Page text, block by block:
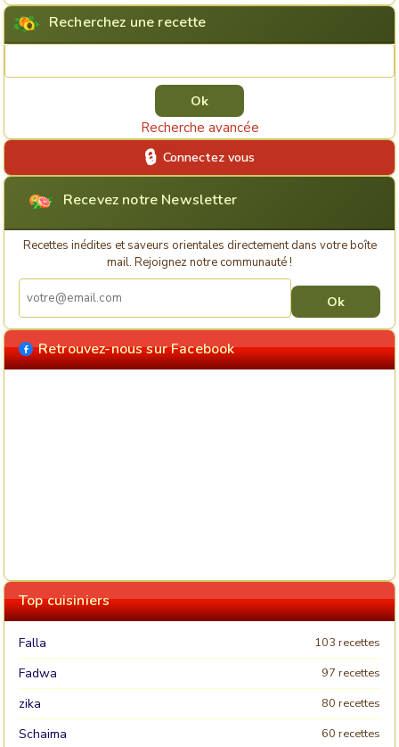
Recherchez une recette
Recherche avancée
Connectez vous
Recevez notre Newsletter
Recettes inédites et saveurs orientales directement dans votre boîte
mail. Rejoignez notre communauté !
Retrouvez-nous sur Facebook
Top cuisiniers
Falla 103 recettes
Fadwa 97 recettes
zika 80 recettes
Schaima 60 recettes